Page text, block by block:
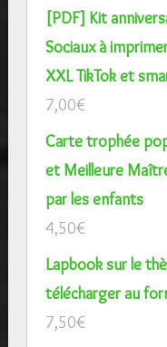
[PDF] Kit
Sociaux à
XXL TikTok et
7,00€
Carte trophée
et Meilleure
par les enfants
4,50€
Lapbook sur le
télécharger au
7,50€